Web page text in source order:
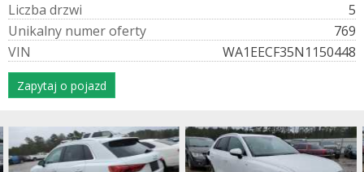
Liczba drzwi
5
Unikalny numeroferty
769
VIN WA1EECF35N1150448
Zapytaj o pojazd